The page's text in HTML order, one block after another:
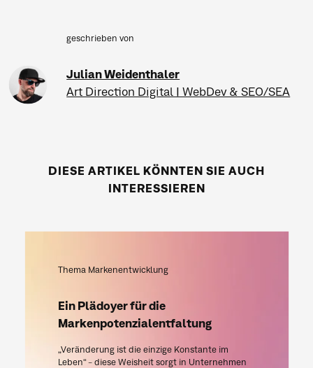
geschrieben von
Julian Weidenthaler
Art Direction Digital | WebDev & SEO/SEA
DIESE ARTIKEL KÖNNTEN SIE AUCH
INTERESSIEREN
Thema Markenentwicklung
Ein Plädoyer für die
Markenpotenzialentfaltung
„Veränderung ist die einzige Konstante im
Leben“ - diese Weisheit sorgt in Unternehmen